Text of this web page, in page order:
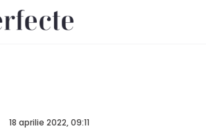
18 aprilie 2022, 09:11